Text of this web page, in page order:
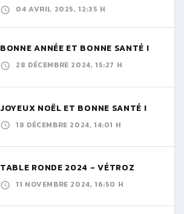
04 AVRIL 2025, 12:35 H
BONNE ANNÉE ET BONNE SANTÉ !
28 DÉCEMBRE 2024, 15:27 H
JOYEUX NOËL ET BONNE SANTÉ !
18 DÉCEMBRE 2024, 14:01 H
TABLE RONDE 2024 - VÉTROZ
11 NOVEMBRE 2024, 16:50 H